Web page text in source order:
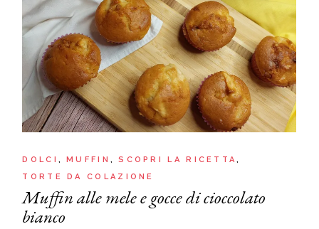
DOLCI MUFFIN
SCOPRI LA RICETTA
TORTE DA COLAZIONE
Muffin alle mele e gocce di cioccolato
bianco